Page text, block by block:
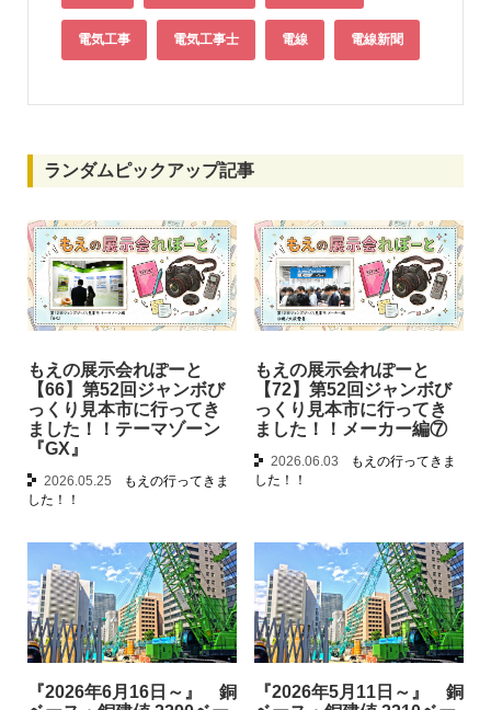
電気工事 電気工事士 電線 電線新聞
ランダムピックアップ記事
もえの展示会れぽーと
【66】第52回ジャンボび
っくり見本市に行ってき
ました！！テーマゾーン
『GX』
2026.05.25
もえの行ってきま
した！！
もえの展示会れぽーと
【72】第52回ジャンボび
っくり見本市に行ってき
ました！！メーカー編⑦
2026.06.03
もえの行ってきま
した！！
『2026年6月16日～』 銅
『2026年5月11日～』 銅